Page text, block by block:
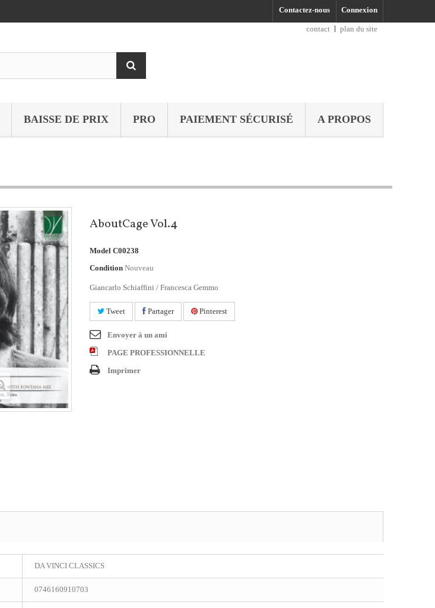
Connexion
Contactez-nous
contact
plan du site
BAISSE DE PRIX PRO PAIEMENT SÉCURISÉ A PROPOS
AboutCage Vol.4
Model C00238
Condition Nouveau
Giancarlo Schiaffini / Francesca Gemmo
Tweet Partager Pinterest
Envoyer à un ami
PAGE PROFESSIONNELLE
Imprimer
DA VINCI CLASSICS
0746160910703